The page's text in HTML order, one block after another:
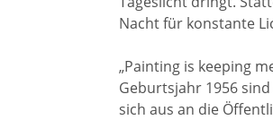
Nacht für konstante
„Painting is keeping
Geburtsjahr 1956
sich aus an die